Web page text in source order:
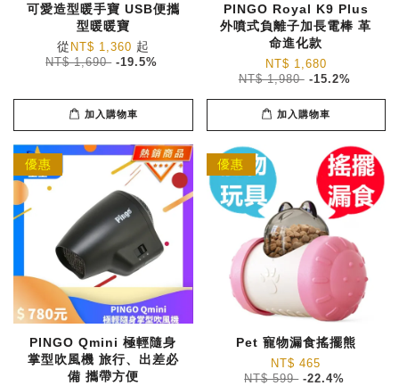
可愛造型暖手寶 USB便攜
型暖暖寶
從 NT$ 1,360 起
NT$ 1,690 -19.5%
加入購物車
PINGO Royal K9 Plus
外噴式負離子加長電棒 革
命進化款
NT$ 1,680
NT$ 1,980 -15.2%
加入購物車
優惠
PINGO Qmini 極輕隨身
掌型吹風機 旅行、出差必
備 攜帶方便
優惠
Pet 寵物漏食搖擺熊
NT$ 465
NT$ 599 -22.4%